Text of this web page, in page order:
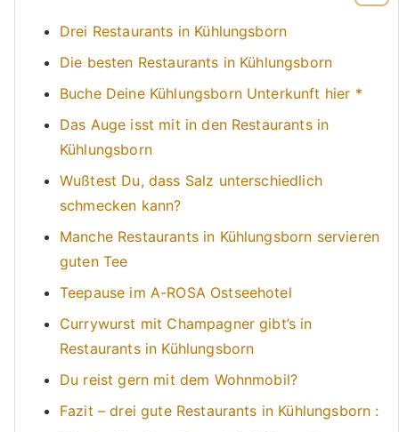
Drei Restaurants in Kühlungsborn
Die besten Restaurants in Kühlungsborn
Buche Deine Kühlungsborn Unterkunft hier *
Das Auge isst mit in den Restaurants in
Kühlungsborn
Wußtest Du, dass Salz unterschiedlich
schmecken kann?
Manche Restaurants in Kühlungsborn servieren
guten Tee
Teepause im A-ROSA Ostseehotel
Currywurst mit Champagner gibt’s in
Restaurants in Kühlungsborn
Du reist gern mit dem Wohnmobil?
Fazit – drei gute Restaurants in Kühlungsborn :